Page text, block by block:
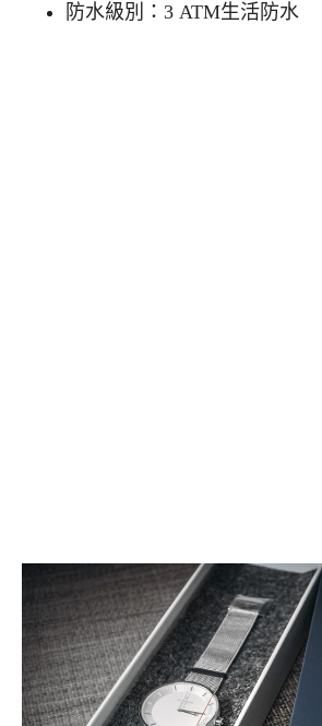
防水級別：3 ATM生活防水